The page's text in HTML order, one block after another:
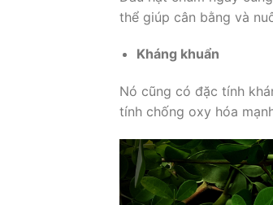
thể giúp cân bằng và
Kháng khuẩn
Nó cũng có đặc tính
tính chống oxy hóa